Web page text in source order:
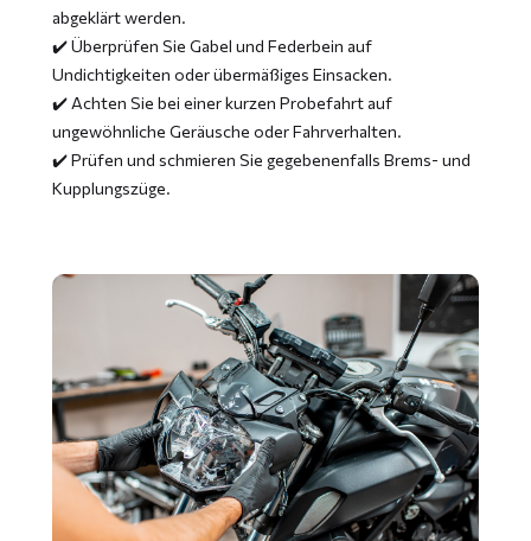
abgeklärt werden.
✔️ Überprüfen Sie Gabel und Federbein auf
Undichtigkeiten oder übermäßiges Einsacken.
✔️ Achten Sie bei einer kurzen Probefahrt auf
ungewöhnliche Geräusche oder Fahrverhalten.
✔️ Prüfen und schmieren Sie gegebenenfalls Brems- und
Kupplungszüge.